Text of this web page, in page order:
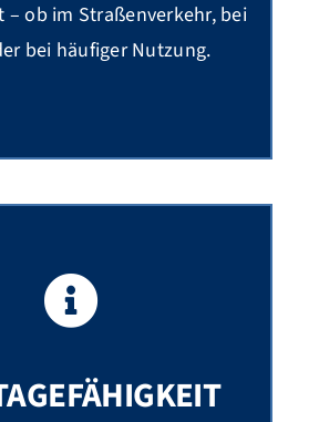
– ob im Straßenverkehr, bei
bei häufiger Nutzung.